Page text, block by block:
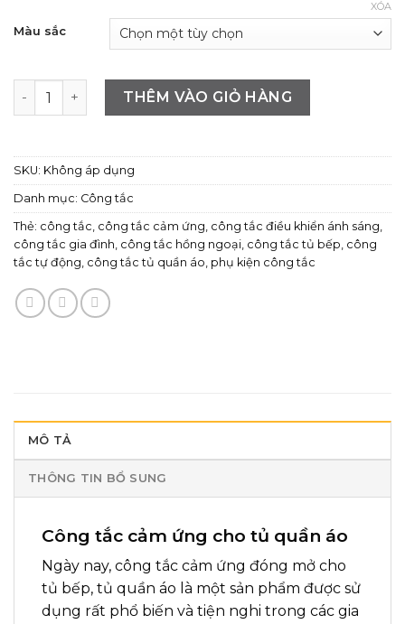
Màu sắc
XÓA
Công tắc cảm ứng cho tủ quần áo số lượng
THÊM VÀO GIỎ HÀNG
SKU: Không áp dụng
Danh mục: Công tắc
Thẻ: công tắc công tắc cảm ứng công tắc điều khiển ánh sáng
công tắc gia đình công tắc hồng ngoại công tắc tủ bếp công
tắc tự động công tắc tủ quần áo phụ kiện công tắc
MÔ TẢ
THÔNG TIN BỔ SUNG
Công tắc cảm ứng cho tủ quần áo
Ngày nay, công tắc cảm ứng đóng mở cho
tủ bếp, tủ quần áo là một sản phẩm được sử
dụng rất phổ biến và tiện nghi trong các gia